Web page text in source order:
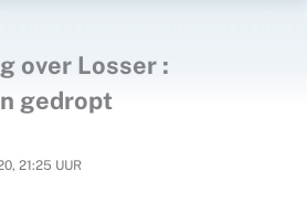
over Losser :
gedropt
21:25 UUR